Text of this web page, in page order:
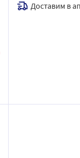
Доставим в